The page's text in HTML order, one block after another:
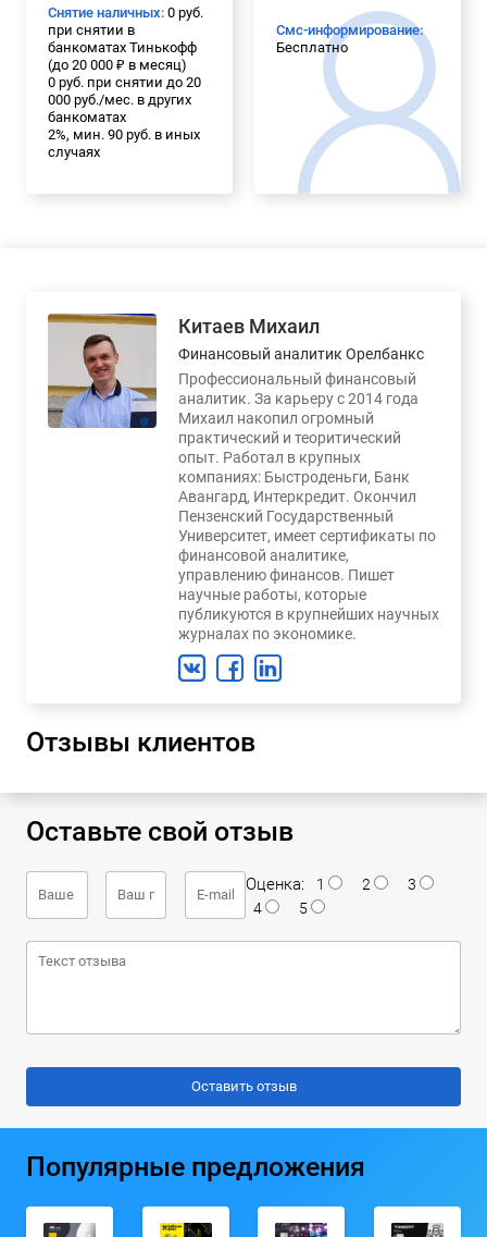
Снятие наличных: 0 руб.
при снятии в
банкоматах Тинькофф
(до 20 000 ₽ в месяц)
0 руб. при снятии до 20
000 руб./мес. в других
банкоматах
2%, мин. 90 руб. в иных
случаях
Смс-информирование:
Бесплатно
Китаев Михаил
Финансовый аналитик Орелбанкс
Профессиональный финансовый
аналитик. За карьеру с 2014 года
Михаил накопил огромный
практический и теоритический
опыт. Работал в крупных
компаниях: Быстроденьги, Банк
Авангард, Интеркредит. Окончил
Пензенский Государственный
Университет, имеет сертификаты по
финансовой аналитике,
управлению финансов. Пишет
научные работы, которые
публикуются в крупнейших научных
журналах по экономике.
Отзывы клиентов
Оставьте свой отзыв
Оценка: 1 2
3
4
5
Популярные предложения